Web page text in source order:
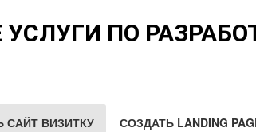
УСЛУГИ ПО
САЙТ ВИЗИТКУ СОЗДАТЬ LANDING